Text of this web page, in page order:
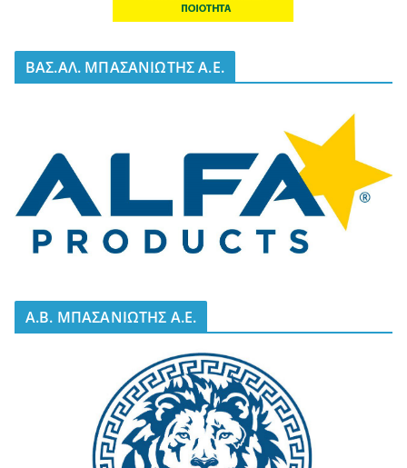
BΑΣ.ΑΛ. ΜΠΑΣΑΝΙΩΤΗΣ Α.Ε.
A.B. ΜΠΑΣΑΝΙΩΤΗΣ Α.Ε.